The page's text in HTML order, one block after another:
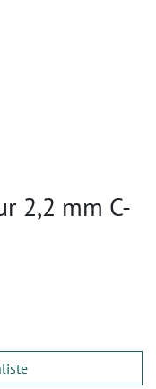
2,2 mm C-